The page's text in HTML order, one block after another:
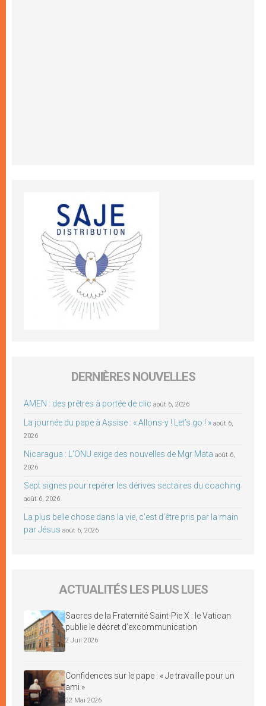
DERNIÈRES NOUVELLES
AMEN : des prêtres à portée de clic août 6, 2026
La journée du pape à Assise : « Allons-y ! Let’s go ! » août 6,
2026
Nicaragua : L’ONU exige des nouvelles de Mgr Mata août 6,
2026
Sept signes pour repérer les dérives sectaires du coaching
août 6, 2026
La plus belle chose dans la vie, c’est d’être pris par la main
par Jésus août 6, 2026
ACTUALITÉS LES PLUS LUES
Sacres de la Fraternité Saint-Pie X : le Vatican
publie le décret d’excommunication
2 Juil 2026
Confidences sur le pape : « Je travaille pour un
ami »
22 Mai 2026